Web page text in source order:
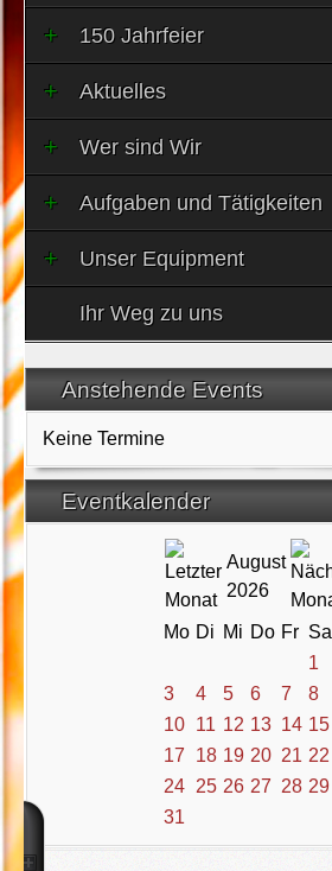
150 Jahrfeier
Aktuelles
Wer sind Wir
Aufgaben und Tätigkeiten
Unser Equipment
Ihr Weg zu uns
Anstehende Events
Keine Termine
Eventkalender
August
2026
Mo Di Mi Do Fr Sa
1
3
4 5 6 7 8
10 11 12 13 14 15
17
18 19 20 21 22
24 25 26 27 28 29
31